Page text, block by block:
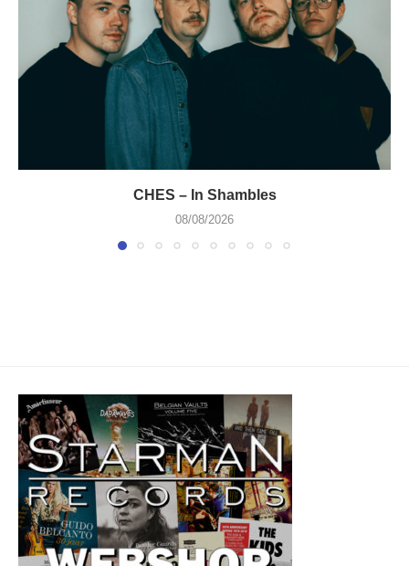
CHES – In Shambles
08/08/2026